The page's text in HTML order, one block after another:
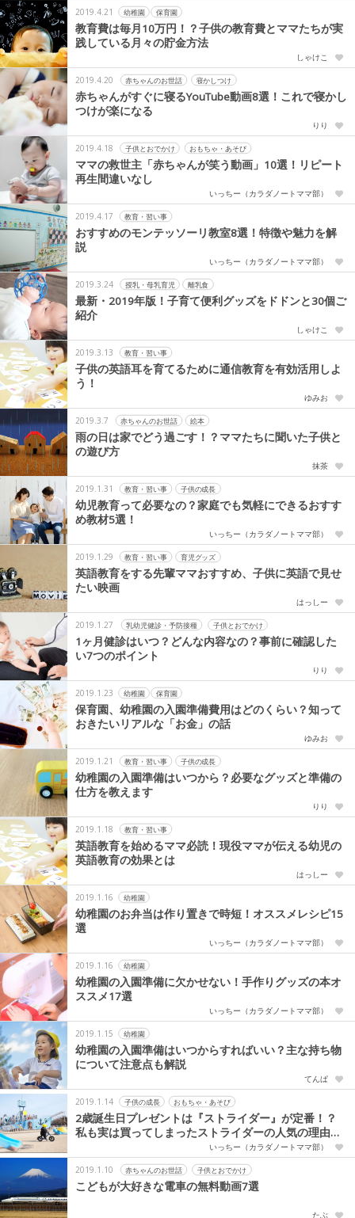
2019.4.21 幼稚園 保育園
教育費は毎月10万円！？子供の教育費とママたちが実
践している月々の貯金方法
しゃけこ
2019.4.20 赤ちゃんのお世話 寝かしつけ
赤ちゃんがすぐに寝るYouTube動画8選！これで寝かし
つけが楽になる
りり
2019.4.18 子供とおでかけ おもちゃ・あそび
ママの救世主「赤ちゃんが笑う動画」10選！リピート
再生間違いなし
いっちー（カラダノートママ部）
2019.4.17 教育・習い事
おすすめのモンテッソーリ教室8選！特徴や魅力を解
説
いっちー（カラダノートママ部）
2019.3.24 授乳・母乳育児 離乳食
最新・2019年版！子育て便利グッズをドドンと30個ご
紹介
しゃけこ
2019.3.13 教育・習い事
子供の英語耳を育てるために通信教育を有効活用しよ
う！
ゆみお
2019.3.7 赤ちゃんのお世話 絵本
雨の日は家でどう過ごす！？ママたちに聞いた子供と
の遊び方
抹茶
2019.1.31 教育・習い事 子供の成長
幼児教育って必要なの？家庭でも気軽にできるおすす
め教材5選！
いっちー（カラダノートママ部）
2019.1.29 教育・習い事 育児グッズ
英語教育をする先輩ママおすすめ、子供に英語で見せ
たい映画
はっしー
2019.1.27 乳幼児健診・予防接種 子供とおでかけ
1ヶ月健診はいつ？どんな内容なの？事前に確認した
い7つのポイント
りり
2019.1.23 幼稚園 保育園
保育園、幼稚園の入園準備費用はどのくらい？知って
おきたいリアルな「お金」の話
ゆみお
2019.1.21 教育・習い事 子供の成長
幼稚園の入園準備はいつから？必要なグッズと準備の
仕方を教えます
りり
2019.1.18 教育・習い事
英語教育を始めるママ必読！現役ママが伝える幼児の
英語教育の効果とは
はっしー
2019.1.16 幼稚園
幼稚園のお弁当は作り置きで時短！オススメレシピ15
選
いっちー（カラダノートママ部）
2019.1.16 幼稚園
幼稚園の入園準備に欠かせない！手作りグッズの本オ
ススメ17選
いっちー（カラダノートママ部）
2019.1.15 幼稚園
幼稚園の入園準備はいつからすればいい？主な持ち物
について注意点も解説
てんぱ
2019.1.14 子供の成長 おもちゃ・あそび
2歳誕生日プレゼントは『ストライダー』が定番！？
私も実は買ってしまったストライダーの人気の理由に
いっちー（カラダノートママ部）
2019.1.10 赤ちゃんのお世話 子供とおでかけ
こどもが大好きな電車の無料動画7選
たぶ